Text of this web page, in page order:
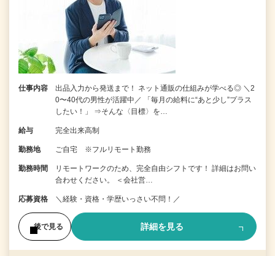
仕事内容
出品入力から発送まで！ ネット通販の仕組みが学べる◎ ＼2
0〜40代の男性が活躍中／ 「毎月の給料に“あと少し”プラス
したい！」 ⇒そんな〈目標〉を…
給与 完全出来高制
勤務地 ご自宅 ※フルリモート勤務
勤務時間
リモートワークのため、完全自由シフトです！ 詳細はお問い
合わせください。 ＜会社営…
応募資格 ＼経験・資格・学歴いっさい不問！／
後で見る 詳細を見る